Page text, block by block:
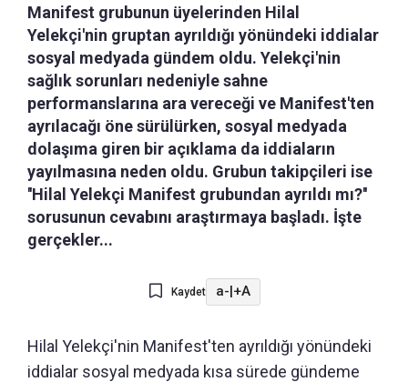
Manifest grubunun üyelerinden Hilal
Yelekçi'nin gruptan ayrıldığı yönündeki iddialar
sosyal medyada gündem oldu. Yelekçi'nin
sağlık sorunları nedeniyle sahne
performanslarına ara vereceği ve Manifest'ten
ayrılacağı öne sürülürken, sosyal medyada
dolaşıma giren bir açıklama da iddiaların
yayılmasına neden oldu. Grubun takipçileri ise
''Hilal Yelekçi Manifest grubundan ayrıldı mı?''
sorusunun cevabını araştırmaya başladı. İşte
gerçekler...
Kaydet a-|+A
Hilal Yelekçi'nin Manifest'ten ayrıldığı yönündeki
iddialar sosyal medyada kısa sürede gündeme